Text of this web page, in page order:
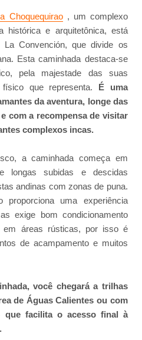
Choquequirao, um complexo
histórica e arquitetônica, está
Convención, que divide os
Esta caminhada destaca-se
pela majestade das suas
que representa. É uma
da aventura, longe das
com a recompensa de visitar
complexos incas.
a caminhada começa em
longas subidas e descidas
andinas com zonas de puna.
proporciona uma experiência
exige bom condicionamento
áreas rústicas, por isso é
de acampamento e muitos
você chegará a trilhas
de Águas Calientes ou com
que facilita o acesso final à